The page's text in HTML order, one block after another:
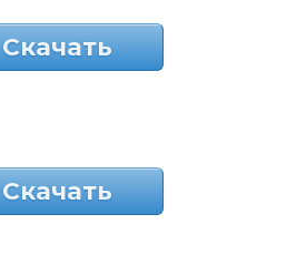
Скачать
Скачать